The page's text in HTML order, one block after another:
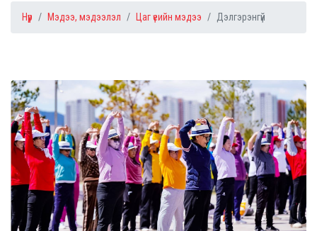
Нүүр Мэдээ, мэдээлэл Цаг үеийн мэдээ Дэлгэрэнгүй